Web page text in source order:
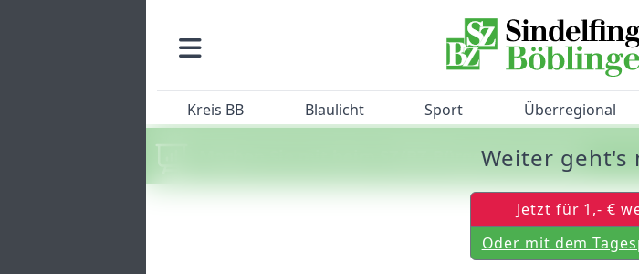
Kreis BB Blaulicht Sport Überregional
Machen Sie mit beim SZ/BZ-Bürgerbarometer!
Weiter geht's
Jetzt für 1,- €
Oder mit dem